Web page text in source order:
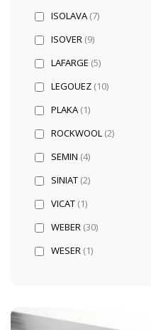
ISOLAVA (7)
ISOVER (9)
LAFARGE (5)
LEGOUEZ (10)
PLAKA (1)
ROCKWOOL (2)
SEMIN (4)
SINIAT (2)
VICAT (1)
WEBER (30)
WESER (1)